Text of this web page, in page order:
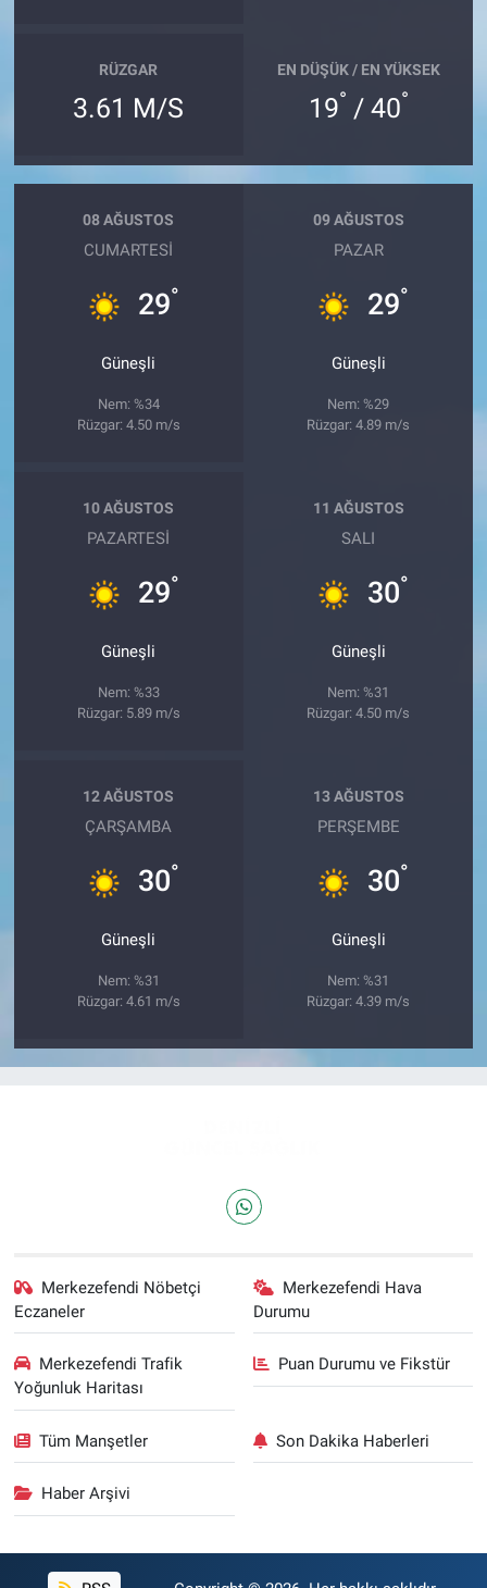
RÜZGAR
3.61 M/S
EN DÜŞÜK / EN YÜKSEK
19° / 40°
08 AĞUSTOS
CUMARTESI
29°
Güneşli
Nem: %34
Rüzgar: 4.50 m/s
09 AĞUSTOS
PAZAR
29°
Güneşli
Nem: %29
Rüzgar: 4.89 m/s
10 AĞUSTOS
PAZARTESI
29°
Güneşli
Nem: %33
Rüzgar: 5.89 m/s
11 AĞUSTOS
SALI
30°
Güneşli
Nem: %31
Rüzgar: 4.50 m/s
12 AĞUSTOS
ÇARŞAMBA
30°
Güneşli
Nem: %31
Rüzgar: 4.61 m/s
13 AĞUSTOS
PERŞEMBE
30°
Güneşli
Nem: %31
Rüzgar: 4.39 m/s
Merkezefendi Nöbetçi
Eczaneler
Merkezefendi Hava
Durumu
Merkezefendi Trafik
Yoğunluk Haritası
Puan Durumu ve Fikstür
Tüm Manşetler Son Dakika Haberleri
Haber Arşivi